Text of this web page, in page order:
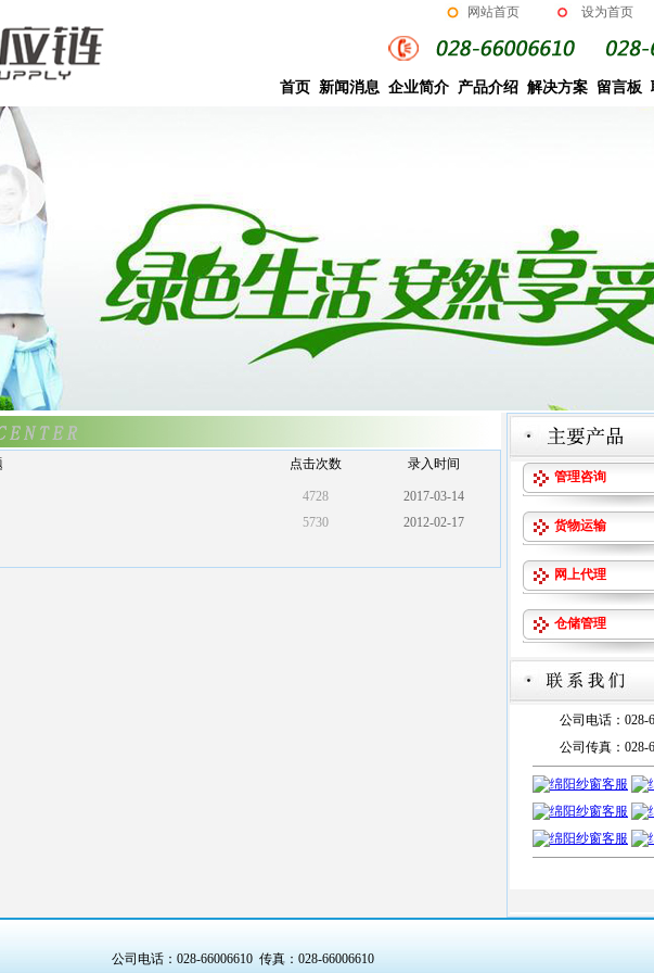
网站首页 设为首页
首页 新闻消息 企业简介 产品介绍 解决方案 留言板
点击次数 录入时间
4728
2017-03-14
5730
2012-02-17
管理咨询
货物运输
网上代理
仓储管理
公司电话：028-
公司传真：028-
公司电话：028-66006610 传真：028-66006610